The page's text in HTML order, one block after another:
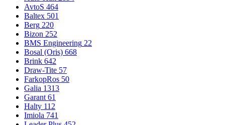
AvtoS 464
Baltex 501
Berg 220
Bizon 252
BMS Engineering 22
Bosal (Oris) 668
Brink 642
Draw-Tite 57
FarkopRos 50
Galia 1313
Garant 61
Halty 112
Imiola 741